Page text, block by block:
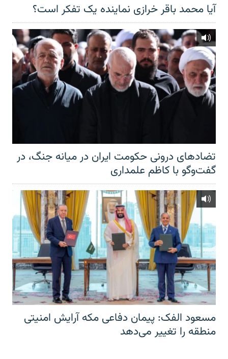
آیا محمد باقر خرازی نماینده یک تفکر است؟
تضادهای درونی حکومت ایران در میانه جنگ، در
گفت‌‌وگو با کاظم علمداری
مسعود الفک: پیمان دفاعی مکه آرایش امنیتی
منطقه را تغییر می‌دهد